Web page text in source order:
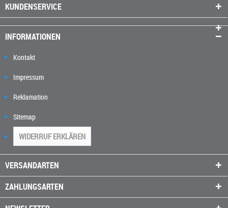
KUNDENSERVICE
INFORMATIONEN
Kontakt
Impressum
Reklamation
Sitemap
WIDERRUF ERKLÄREN
VERSANDARTEN
ZAHLUNGSARTEN